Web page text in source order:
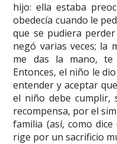
hijo: ella estaba
obedecía cuando le
que se pudiera
negó varias veces; la
me das la mano, te
Entonces, el niño le
entender y aceptar
el niño debe cumplir,
recompensa, por el
familia (así, como
rige por un sacrificio